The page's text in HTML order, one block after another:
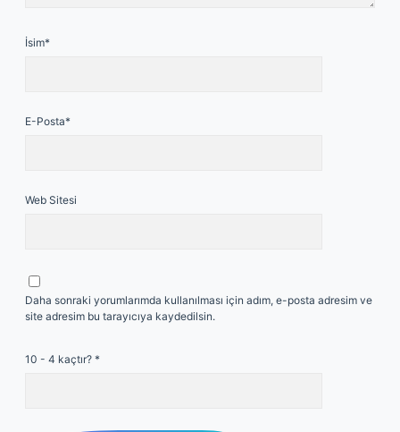
İsim*
E-Posta*
Web Sitesi
Daha sonraki yorumlarımda kullanılması için adım, e-posta adresim ve
site adresim bu tarayıcıya kaydedilsin.
10 - 4 kaçtır? *